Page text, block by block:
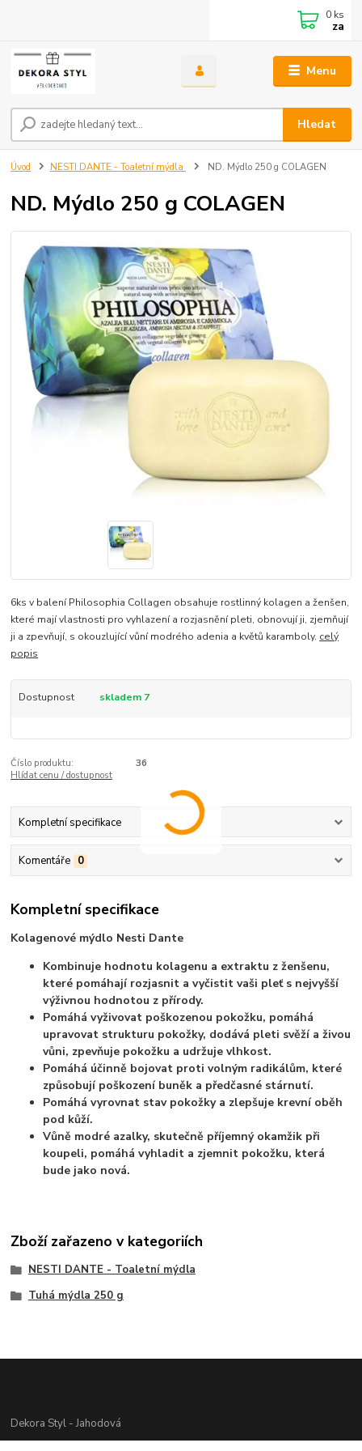
Menu
Hledat
0 ks
za
Úvod NESTI DANTE - Toaletní mýdla ND. Mýdlo 250 g COLAGEN
ND. Mýdlo 250 g COLAGEN
6ks v balení Philosophia Collagen obsahuje rostlinný kolagen a ženšen,
které mají vlastnosti pro vyhlazení a rozjasnění pleti, obnovují ji, zjemňují
ji a zpevňují, s okouzlující vůní modrého adenia a květů karamboly. celý
popis
Dostupnost skladem 7
Číslo produktu:
36
Hlídat cenu / dostupnost
Kompletní specifikace
Komentáře 0
Kompletní specifikace
Kolagenové mýdlo Nesti Dante
Kombinuje hodnotu kolagenu a extraktu z ženšenu,
které pomáhají rozjasnit a vyčistit vaši pleť s nejvyšší
výživnou hodnotou z přírody.
Pomáhá vyživovat poškozenou pokožku, pomáhá
upravovat strukturu pokožky, dodává pleti svěží a živou
vůni, zpevňuje pokožku a udržuje vlhkost.
Pomáhá účinně bojovat proti volným radikálům, které
způsobují poškození buněk a předčasné stárnutí.
Pomáhá vyrovnat stav pokožky a zlepšuje krevní oběh
pod kůží.
Vůně modré azalky, skutečně příjemný okamžik při
koupeli, pomáhá vyhladit a zjemnit pokožku, která
bude jako nová.
Zboží zařazeno v kategoriích
NESTI DANTE - Toaletní mýdla
Tuhá mýdla 250 g
Dekora Styl - Jahodová